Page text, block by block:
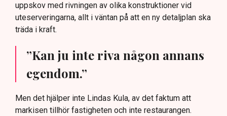
uppskov med rivningen av olika konstruktioner vid
uteserveringarna, allt i väntan på att en ny detaljplan ska
träda i kraft.
”Kan ju inte riva någon annans
egendom.”
Men det hjälper inte Lindas Kula, av det faktum att
markisen tillhör fastigheten och inte restaurangen.